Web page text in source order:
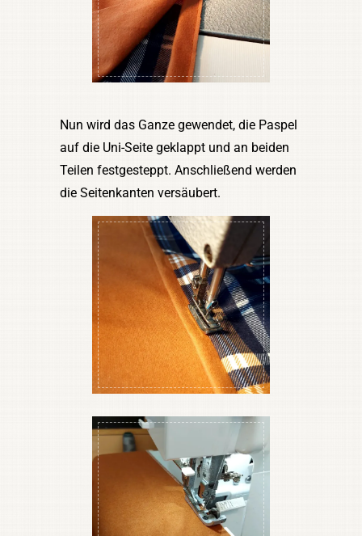
Nun wird das Ganze gewendet, die Paspel
auf die Uni-Seite geklappt und an beiden
Teilen festgesteppt. Anschließend werden
die Seitenkanten versäubert.